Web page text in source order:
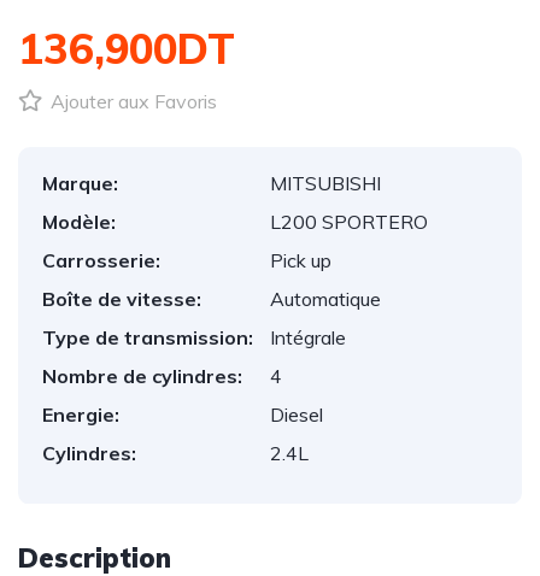
136,900DT
Ajouter aux Favoris
Marque:
MITSUBISHI
Modèle:
L200 SPORTERO
Carrosserie:
Pick up
Boîte de vitesse:
Automatique
Type de transmission:
Intégrale
Nombre de cylindres:
4
Energie:
Diesel
Cylindres:
2.4L
Description